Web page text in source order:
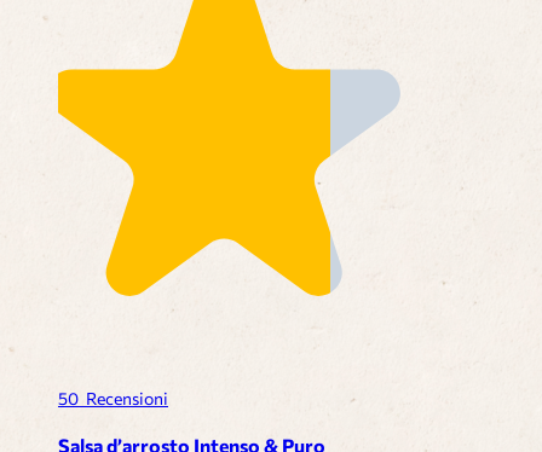
50 Recensioni
Salsa d’arrosto Intenso & Puro